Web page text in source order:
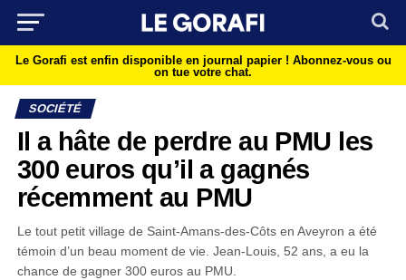
Le Gorafi est enfin disponible en journal papier ! Abonnez-vous ou
on tue votre chat.
SOCIÉTÉ
Il a hâte de perdre au PMU les
300 euros qu’il a gagnés
récemment au PMU
Le tout petit village de Saint-Amans-des-Côts en Aveyron a été
témoin d’un beau moment de vie. Jean-Louis, 52 ans, a eu la
chance de gagner 300 euros au PMU.